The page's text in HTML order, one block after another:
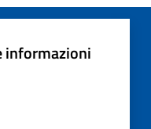
informazioni